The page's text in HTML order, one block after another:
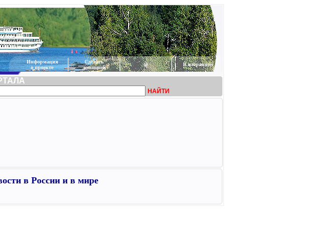
Информация
о проекте
Сделать
домашней
@ В избранное
НАЙТИ
в России и в мире